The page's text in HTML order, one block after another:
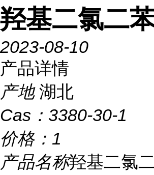
羟基二氯二
2023-08-10
产品详情
产地 湖北
Cas： 3380-30-1
价格： 1
产品名称羟基二氯